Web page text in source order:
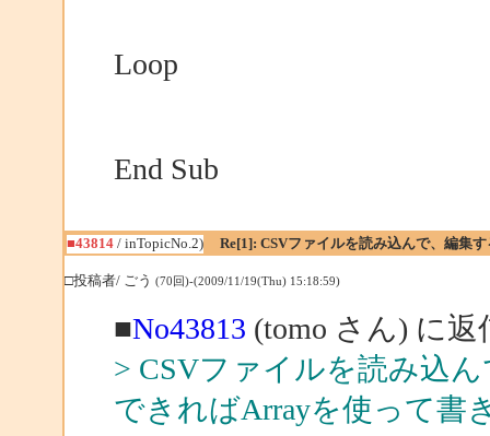
Loop
End Sub
■43814/ inTopicNo.2) Re[1]: CSVファイルを読み込んで、編集
□投稿者/ ごう (70回)-(2009/11/19(Thu) 15:18:59)
■No43813 (tomo さん) に返
> CSVファイルを読み込
できればArrayを使って書